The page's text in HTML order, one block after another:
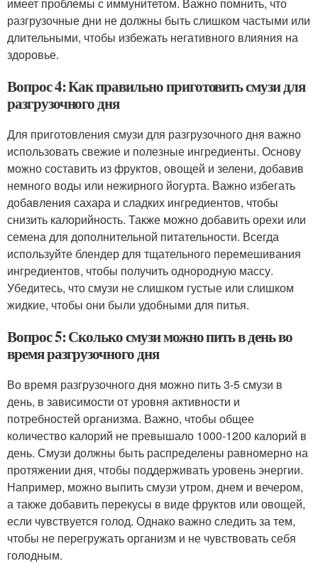
разгрузочные дни не должны быть слишком частыми или
длительными, чтобы избежать негативного влияния на
здоровье.
Вопрос 4: Как правильно приготовить смузи для
разгрузочного дня
Для приготовления смузи для разгрузочного дня важно
использовать свежие и полезные ингредиенты. Основу
можно составить из фруктов, овощей и зелени, добавив
немного воды или нежирного йогурта. Важно избегать
добавления сахара и сладких ингредиентов, чтобы
снизить калорийность. Также можно добавить орехи или
семена для дополнительной питательности. Всегда
используйте блендер для тщательного перемешивания
ингредиентов, чтобы получить однородную массу.
Убедитесь, что смузи не слишком густые или слишком
жидкие, чтобы они были удобными для питья.
Вопрос 5: Сколько смузи можно пить в день во
время разгрузочного дня
Во время разгрузочного дня можно пить 3-5 смузи в
день, в зависимости от уровня активности и
потребностей организма. Важно, чтобы общее
количество калорий не превышало 1000-1200 калорий в
день. Смузи должны быть распределены равномерно на
протяжении дня, чтобы поддерживать уровень энергии.
Например, можно выпить смузи утром, днем и вечером,
а также добавить перекусы в виде фруктов или овощей,
если чувствуется голод. Однако важно следить за тем,
чтобы не перегружать организм и не чувствовать себя
голодным.